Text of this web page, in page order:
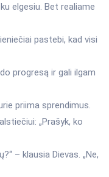
elgesiu. Bet realiame
pastebi, kad visi
progresą ir gali ilgam
priima sprendimus.
„Prašyk, ko
– klausia Dievas. „Ne,